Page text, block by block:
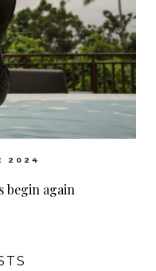
2024
begin again